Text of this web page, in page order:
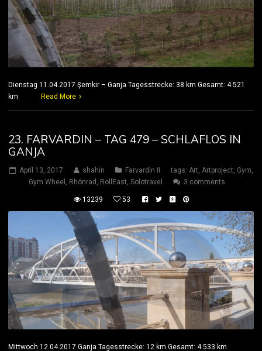
Dienstag 11.04.2017 Şemkir – Ganja Tagesstrecke: 38 km Gesamt: 4.521
km Read More
23. FARVARDIN – TAG 479 – SCHLAFLOS IN
GANJA
April 13, 2017 shahin Farvardin II tags: Art Artproject Gym
Gym Wheel
Rhönrad RollEast Solotravel 3 comments
13239 53
Mittwoch 12.04.2017 Ganja Tagesstrecke: 12 km Gesamt: 4.533 km